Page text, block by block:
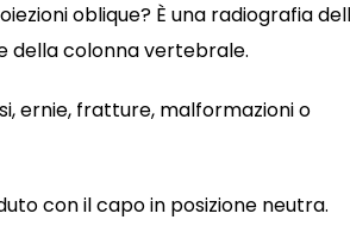
oblique? È una radiografia
della colonna vertebrale.
ernie, fratture, malformazioni o
con il capo in posizione neutra.